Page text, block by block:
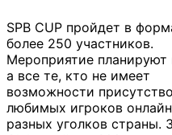
SPB CUP пройдет в
более 250 участников.
Мероприятие планируют
а все те, кто не имеет
возможности
любимых игроков
разных уголков страны.